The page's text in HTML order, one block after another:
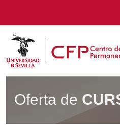
Oferta de